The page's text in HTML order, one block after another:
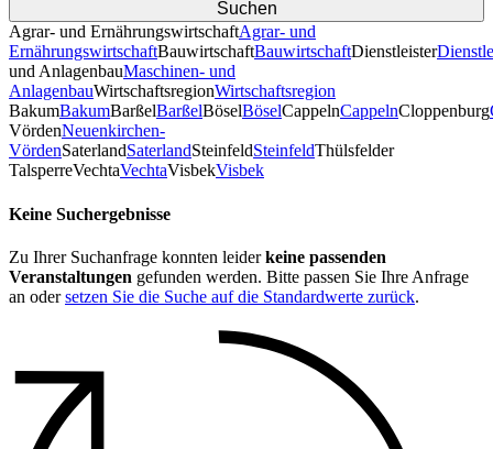
Agrar- und ErnährungswirtschaftAgrar- und
ErnährungswirtschaftBauwirtschaftBauwirtschaftDienstleister
und AnlagenbauMaschinen- und
AnlagenbauWirtschaftsregionWirtschaftsregion
BakumBakumBarßelBarßelBöselBöselCappelnCappelnCloppenburg
VördenNeuenkirchen-
VördenSaterlandSaterlandSteinfeldSteinfeldThülsfelder
TalsperreVechtaVechtaVisbekVisbek
Keine Suchergebnisse
Zu Ihrer Suchanfrage konnten leiderkeine passenden
Veranstaltungen gefunden werden. Bitte passen Sie Ihre Anfrage
an odersetzen Sie die Suche auf die Standardwerte zurück.